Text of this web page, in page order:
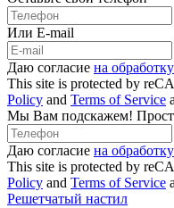
Или E-mail
Даю согласие на
This site is protected by
Policy and Terms of Service
Мы Вам подскажем!
Даю согласие на
This site is protected by
Policy and Terms of Service
Решетчатый настил